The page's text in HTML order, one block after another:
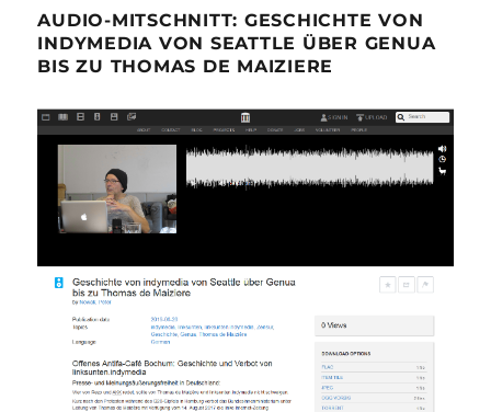
AUDIO-MITSCHNITT: GESCHICHTE VON
INDYMEDIA VON SEATTLE ÜBER GENUA
BIS ZU THOMAS DE MAIZIERE